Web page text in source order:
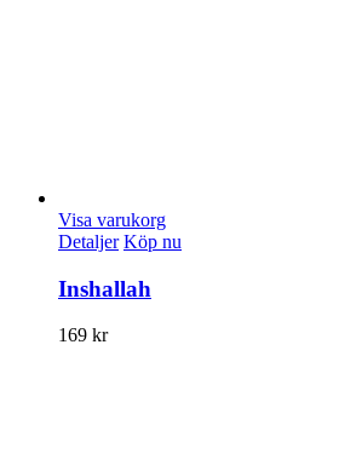
Visa varukorg
Detaljer Köp nu
Inshallah
169 kr